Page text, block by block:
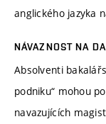
anglického jazyka
NÁVAZNOST NA
Absolventi
podniku“ mohou
navazujících